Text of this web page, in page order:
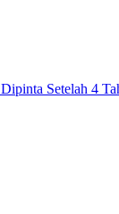
Setelah 4